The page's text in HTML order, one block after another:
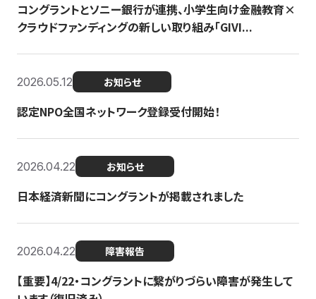
コングラントとソニー銀行が連携、小学生向け金融教育×
クラウドファンディングの新しい取り組み「GIVI...
2026.05.12 お知らせ
認定NPO全国ネットワーク登録受付開始！
2026.04.22 お知らせ
日本経済新聞にコングラントが掲載されました
2026.04.22 障害報告
【重要】4/22・コングラントに繋がりづらい障害が発生して